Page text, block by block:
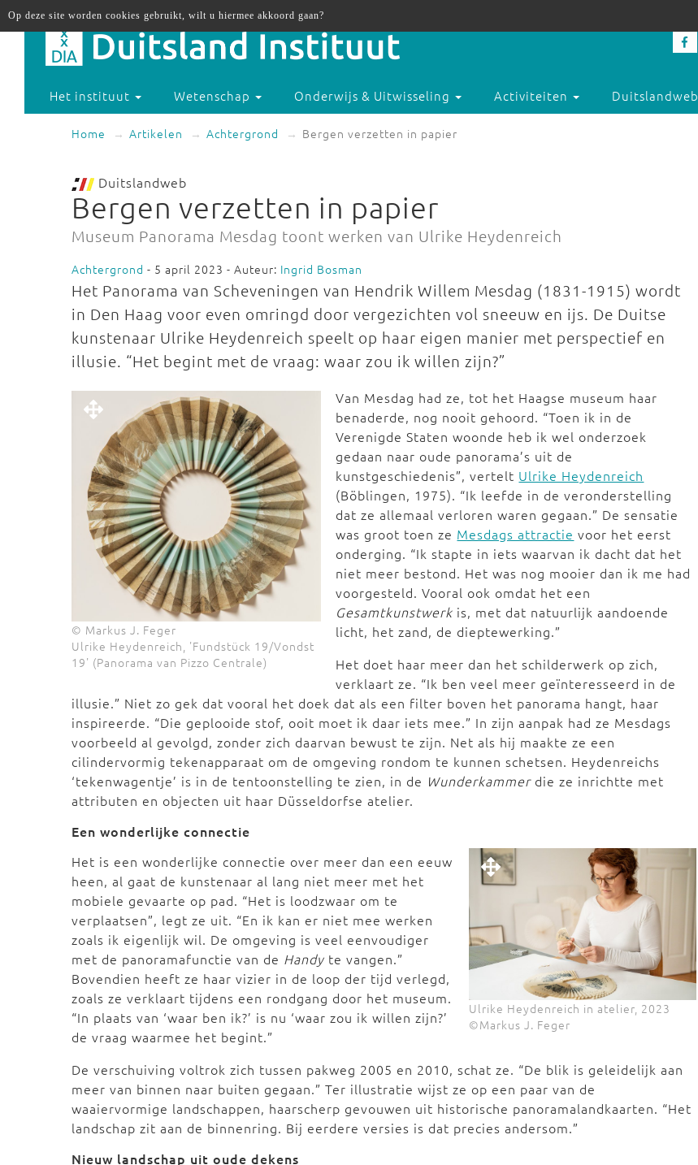
Het instituut Wetenschap Onderwijs & Uitwisseling Activiteiten Duitslandweb
Home Artikelen Achtergrond Bergen verzetten in papier
Duitslandweb
Bergen verzetten in papier
Museum Panorama Mesdag toont werken van Ulrike Heydenreich
Achtergrond - 5 april 2023 - Auteur: Ingrid Bosman
Het Panorama van Scheveningen van Hendrik Willem Mesdag (1831-1915) wordt
in Den Haag voor even omringd door vergezichten vol sneeuw en ijs. De Duitse
kunstenaar Ulrike Heydenreich speelt op haar eigen manier met perspectief en
illusie. “Het begint met de vraag: waar zou ik willen zijn?”
© Markus J. Feger
Ulrike Heydenreich, 'Fundstück 19/Vondst
19' (Panorama van Pizzo Centrale)
Van Mesdag had ze, tot het Haagse museum haar
benaderde, nog nooit gehoord. “Toen ik in de
Verenigde Staten woonde heb ik wel onderzoek
gedaan naar oude panorama’s uit de
kunstgeschiedenis”, vertelt Ulrike Heydenreich
(Böblingen, 1975). “Ik leefde in de veronderstelling
dat ze allemaal verloren waren gegaan.” De sensatie
was groot toen ze Mesdags attractie voor het eerst
onderging. “Ik stapte in iets waarvan ik dacht dat het
niet meer bestond. Het was nog mooier dan ik me had
voorgesteld. Vooral ook omdat het een
Gesamtkunstwerk is, met dat natuurlijk aandoende
licht, het zand, de dieptewerking.”
Het doet haar meer dan het schilderwerk op zich,
verklaart ze. “Ik ben veel meer geïnteresseerd in de
illusie.” Niet zo gek dat vooral het doek dat als een filter boven het panorama hangt, haar
inspireerde. “Die geplooide stof, ooit moet ik daar iets mee.” In zijn aanpak had ze Mesdags
voorbeeld al gevolgd, zonder zich daarvan bewust te zijn. Net als hij maakte ze een
cilindervormig tekenapparaat om de omgeving rondom te kunnen schetsen. Heydenreichs
‘tekenwagentje’ is in de tentoonstelling te zien, in de Wunderkammerdie ze inrichtte met
attributen en objecten uit haar Düsseldorfse atelier.
Een wonderlijke connectie
Ulrike Heydenreich in atelier, 2023
©Markus J. Feger
Het is een wonderlijke connectie over meer dan een eeuw
heen, al gaat de kunstenaar al lang niet meer met het
mobiele gevaarte op pad. “Het is loodzwaar om te
verplaatsen”, legt ze uit. “En ik kan er niet mee werken
zoals ik eigenlijk wil. De omgeving is veel eenvoudiger
met de panoramafunctie van de Handy te vangen.”
Bovendien heeft ze haar vizier in de loop der tijd verlegd,
zoals ze verklaart tijdens een rondgang door het museum.
“In plaats van ‘waar ben ik?’ is nu ‘waar zou ik willen zijn?’
de vraag waarmee het begint.”
De verschuiving voltrok zich tussen pakweg 2005 en 2010, schat ze. “De blik is geleidelijk aan
meer van binnen naar buiten gegaan.” Ter illustratie wijst ze op een paar van de
waaiervormige landschappen, haarscherp gevouwen uit historische panoramalandkaarten. “Het
landschap zit aan de binnenring. Bij eerdere versies is dat precies andersom.”
Nieuw landschap uit oude dekens
Op deze site worden cookies gebruikt, wilt u hiermee akkoord gaan?